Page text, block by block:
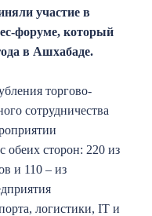
участие в
форуме, который
в Ашхабаде.
торгово-
сотрудничества
обеих сторон: 220 из
и 110 – из
логистики, IТ и